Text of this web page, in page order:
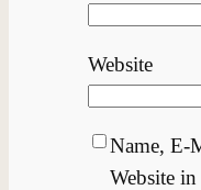
Website
Name, E-
Website